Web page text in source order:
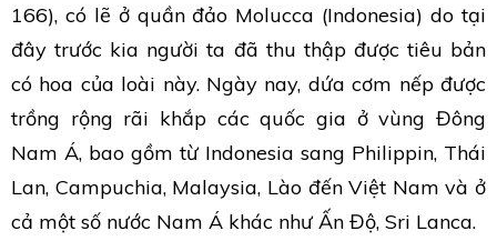
166), có lẽ ở quần đảo Molucca (Indonesia) do tại
đây trước kia người ta đã thu thập được tiêu bản
có hoa của loài này. Ngày nay, dứa cơm nếp được
trồng rộng rãi khắp các quốc gia ở vùng Đông
Nam Á, bao gồm từ Indonesia sang Philippin, Thái
Lan, Campuchia, Malaysia, Lào đến Việt Nam và ở
cả một số nước Nam Á khác như Ấn Độ, Sri Lanca.